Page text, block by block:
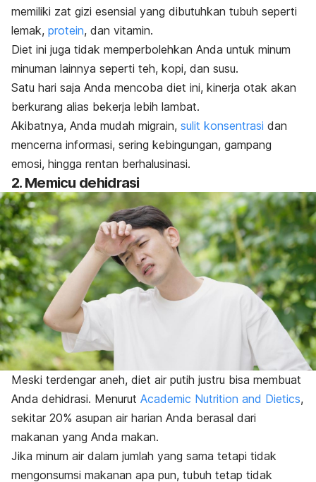
memiliki zat gizi esensial yang dibutuhkan tubuh seperti
lemak, protein, dan vitamin.
Diet ini juga tidak memperbolehkan Anda untuk minum
minuman lainnya seperti teh, kopi, dan susu.
Satu hari saja Anda mencoba diet ini, kinerja otak akan
berkurang alias bekerja lebih lambat.
Akibatnya, Anda mudah migrain, sulit konsentrasi dan
mencerna informasi, sering kebingungan, gampang
emosi, hingga rentan berhalusinasi.
2. Memicu dehidrasi
Meski terdengar aneh, diet air putih justru bisa membuat
Anda dehidrasi. Menurut Academic Nutrition and Dietics,
sekitar 20% asupan air harian Anda berasal dari
makanan yang Anda makan.
Jika minum air dalam jumlah yang sama tetapi tidak
mengonsumsi makanan apa pun, tubuh tetap tidak